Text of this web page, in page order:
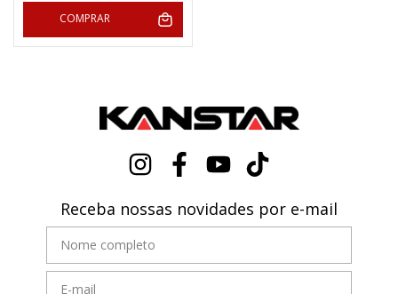
COMPRAR
Receba nossas novidades por e-mail